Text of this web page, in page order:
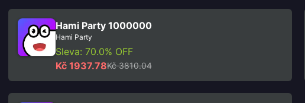
Hami Party 1000000
Hami Party
Sleva: 70.0% OFF
Kč 1937.78Kč 3810.04